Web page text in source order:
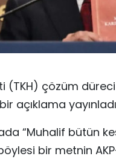
(TKH) çözüm
açıklama
“Muhalif bütün
bir metnin